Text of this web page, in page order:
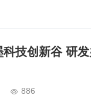
技创新谷 研
886